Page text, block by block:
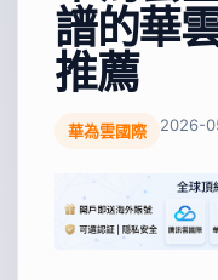
譜的華
推薦
華為雲國際 2026-